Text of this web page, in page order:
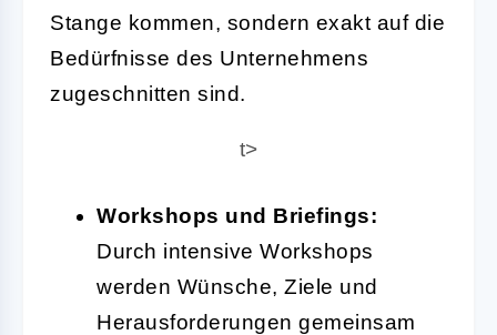
Stange kommen, sondern exakt auf die
Bedürfnisse des Unternehmens
zugeschnitten sind.
t>
Workshops und Briefings:
Durch intensive Workshops
werden Wünsche, Ziele und
Herausforderungen gemeinsam